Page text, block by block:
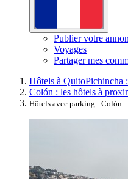
Publier votre
Voyages
Partager mes
Hôtels à QuitoPichincha
Colón : les hôtels à
Hôtels avec parking - Colón